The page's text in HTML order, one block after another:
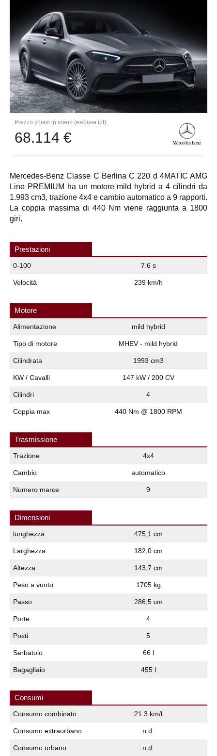
Prezzo chiavi in mano (esclusa ipt):
68.114 €
Mercedes-Benz Classe C Berlina C 220 d 4MATIC AMG
Line PREMIUM ha un motore mild hybrid a 4 cilindri da
1.993 cm3, trazione 4x4 e cambio automatico a 9 rapporti.
La coppia massima di 440 Nm viene raggiunta a 1800
giri.
Prestazioni
0-100 7.6 s
Velocità 239 km/h
Motore
Alimentazione mild hybrid
Tipo di motore MHEV - mild hybrid
Cilindrata 1993 cm3
KW / Cavalli 147 kW / 200 CV
Cilindri 4
Coppia max 440 Nm @ 1800 RPM
Trasmissione
Trazione 4x4
Cambio automatico
Numero marce 9
Dimensioni
lunghezza 475,1 cm
Larghezza 182,0 cm
Altezza 143,7 cm
Peso a vuoto 1705 kg
Passo 286,5 cm
Porte 4
Posti 5
Serbatoio 66 l
Bagagliaio 455 l
Consumi
Consumo combinato 21.3 km/l
Consumo extraurbano n.d.
Consumo urbano n.d.